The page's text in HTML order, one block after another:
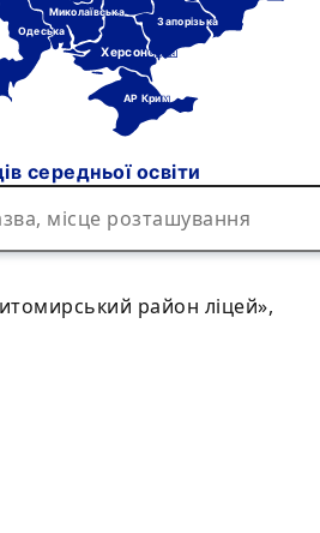
Херсонська
АР Крим
Миколаївська
Одеська
Запорізька
середньої освіти
район ліцей»,